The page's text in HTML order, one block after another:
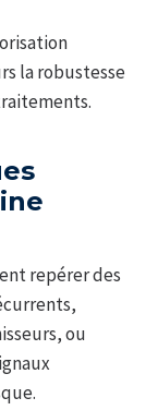
la robustesse
repérer des
ou